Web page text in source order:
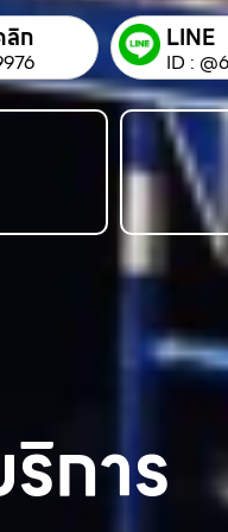
ลิก LINE
ID :
การ